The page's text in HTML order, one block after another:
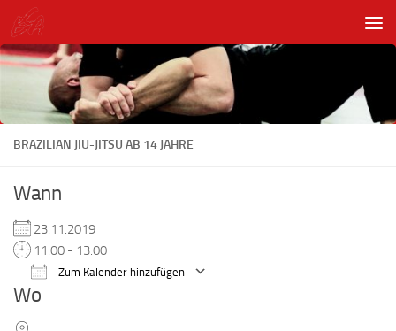
Unter dem Inhalt
BRAZILIAN JIU-JITSU AB 14 JAHRE
Wann
23.11.2019
11:00 - 13:00
Zum Kalender hinzufügen
Wo